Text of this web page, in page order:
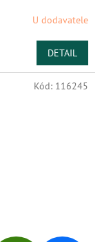
U dodavatele
DETAIL
Kód: 116245